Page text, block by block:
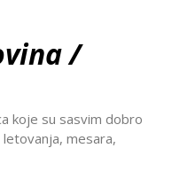
/
koje su sasvim dobro
mesara,